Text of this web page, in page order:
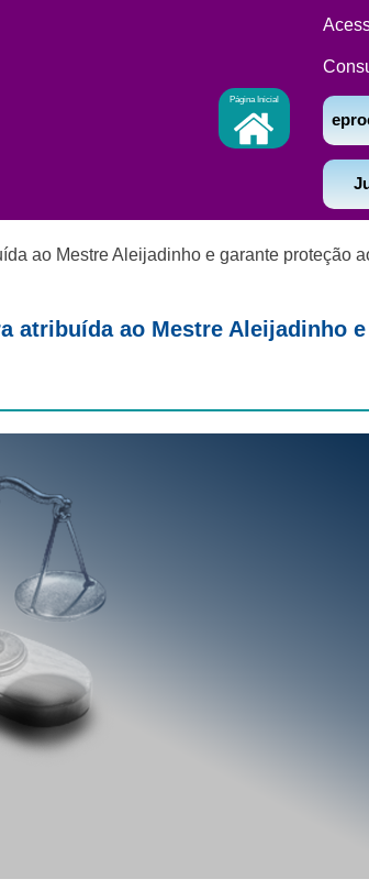
Página Inicial
ao Mestre Aleijadinho e garante proteção
atribuída ao Mestre Aleijadinho